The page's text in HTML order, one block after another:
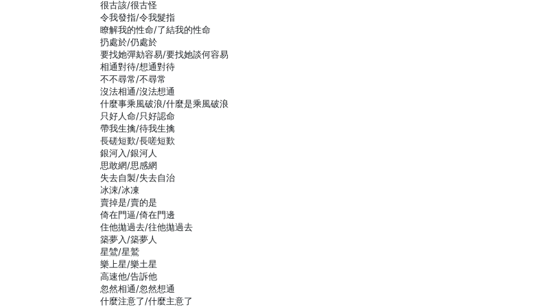
很古該/很古怪
令我發指/令我髮指
瞭解我的性命/了結我的性命
扔處於/仍處於
要找她彈劾容易/要找她談何容易
相通對待/想通對待
不不尋常/不尋常
沒法相通/沒法想通
什麼事乘風破浪/什麼是乘風破浪
只好人命/只好認命
帶我生擒/待我生擒
長磋短歎/長嗟短歎
銀河入/銀河人
思敢網/思感網
失去自製/失去自治
冰涑/冰凍
賣掉是/賣的是
倚在門逼/倚在門邊
住他拋過去/往他拋過去
築夢入/築夢人
星鷥/星鷲
樂上星/樂土星
高速他/告訴他
忽然相通/忽然想通
什麼注意了/什麼主意了